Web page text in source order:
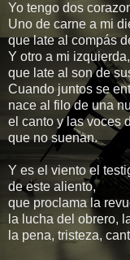
Yo tengo dos
Uno de carne a mi
que late al compás
Y otro a mi
que late al son de
Cuando juntos se
nace al filo de una
el canto y las voces
que no suenan.
Y es el viento el
de este aliento,
que proclama la
la lucha del obrero,
la pena, tristeza,